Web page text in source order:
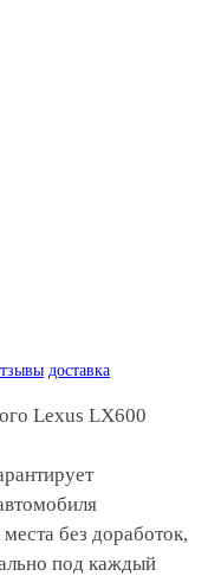
доставка
Lexus LX600
без доработок,
под каждый